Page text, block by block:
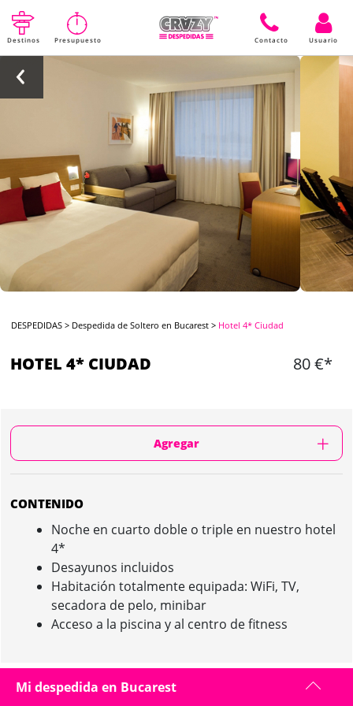
Destinos Presupuesto Contacto Usuario
DESPEDIDAS > Despedida de Soltero en Bucarest > Hotel 4* Ciudad
HOTEL 4* CIUDAD 80 €*
Agregar
CONTENIDO
Noche en cuarto doble o triple en nuestro hotel
4*
Desayunos incluidos
Habitación totalmente equipada: WiFi, TV,
secadora de pelo, minibar
Acceso a la piscina y al centro de fitness
HOTEL 4* CIUDAD IN BUCAREST : PRESENTACIÓN
Mi despedida en Bucarest